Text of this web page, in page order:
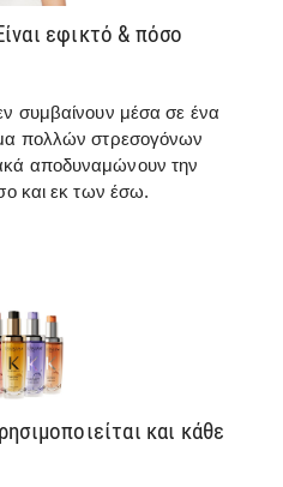
εφικτό & πόσο
συμβαίνουν μέσα σε ένα
πολλών στρεσογόνων
αποδυναμώνουν την
και εκ των έσω.
και κάθε